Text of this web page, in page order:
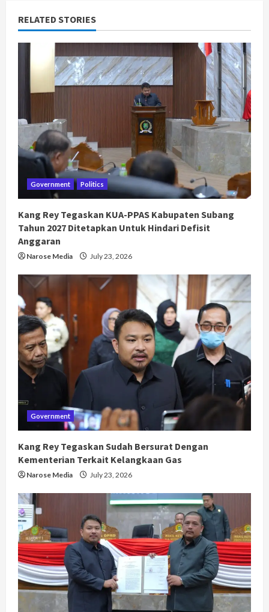
RELATED STORIES
Government Politics
Kang Rey Tegaskan KUA-PPAS Kabupaten Subang
Tahun 2027 Ditetapkan Untuk Hindari Defisit
Anggaran
Narose Media July 23, 2026
Government
Kang Rey Tegaskan Sudah Bersurat Dengan
Kementerian Terkait Kelangkaan Gas
Narose Media July 23, 2026